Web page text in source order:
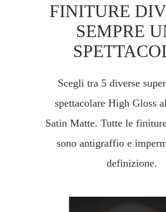
FINITURE
SEMPRE
Scegli tra 5 diverse
spettacolare High Gloss
Satin Matte. Tutte le
sono antigraffio e
definizione.